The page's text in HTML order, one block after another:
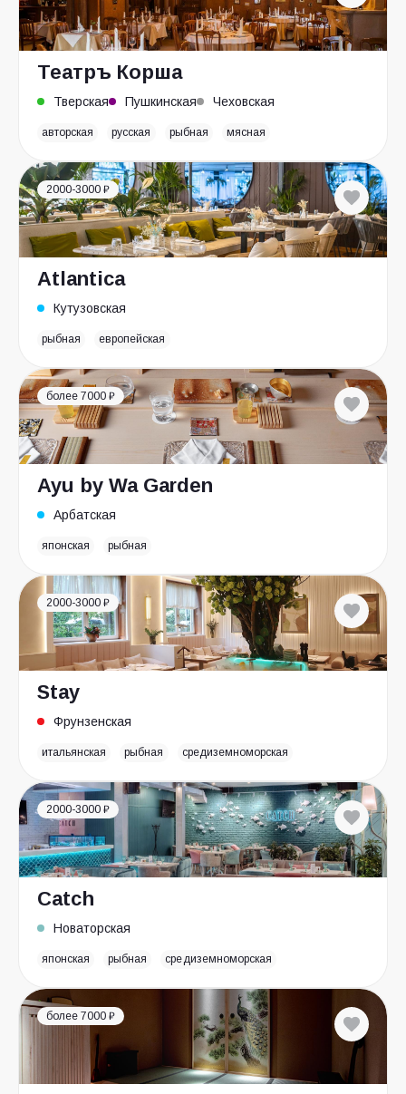
Театръ Корша
Тверская Пушкинская Чеховская
авторская русская рыбная мясная
2000-3000 ₽
Atlantica
Кутузовская
рыбная европейская
более 7000 ₽
Ayu by Wa Garden
Арбатская
японская рыбная
2000-3000 ₽
Stay
Фрунзенская
итальянская рыбная средиземноморская
2000-3000 ₽
Catch
Новаторская
японская рыбная средиземноморская
более 7000 ₽